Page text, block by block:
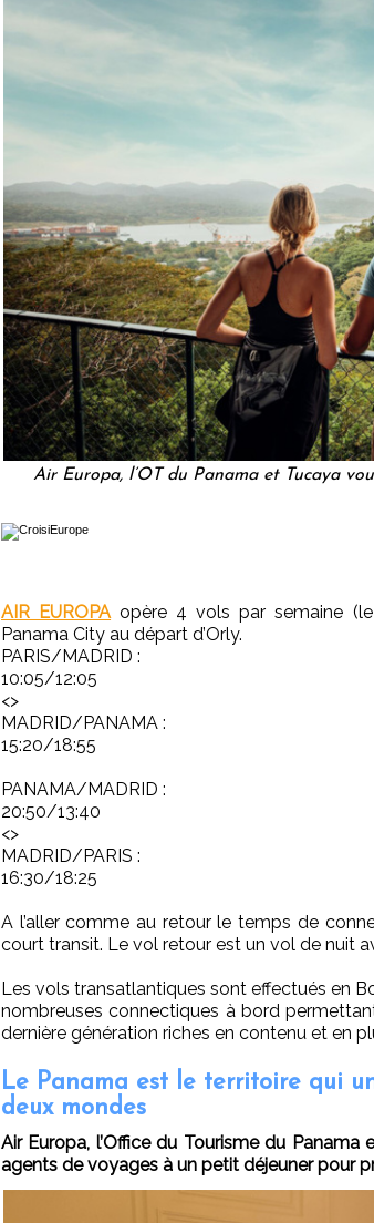
Air Europa, l’OT du Panama et Tucaya
AIR EUROPAopère 4 vols par semaine (le
Panama City au départ d’Orly.
PARIS/MADRID :
10:05/12:05
<>
MADRID/PANAMA :
15:20/18:55
PANAMA/MADRID :
20:50/13:40
<>
MADRID/PARIS :
16:30/18:25
A l’aller comme au retour le temps de
court transit. Le vol retour est un vol de nuit
Les vols transatlantiques sont effectués en
nombreuses connectiques à bord
dernière génération riches en contenu et en
Le Panama est le territoire qui
deux mondes
Air Europa, l’Office du Tourisme du
agents de voyages à un petit déjeuner pour